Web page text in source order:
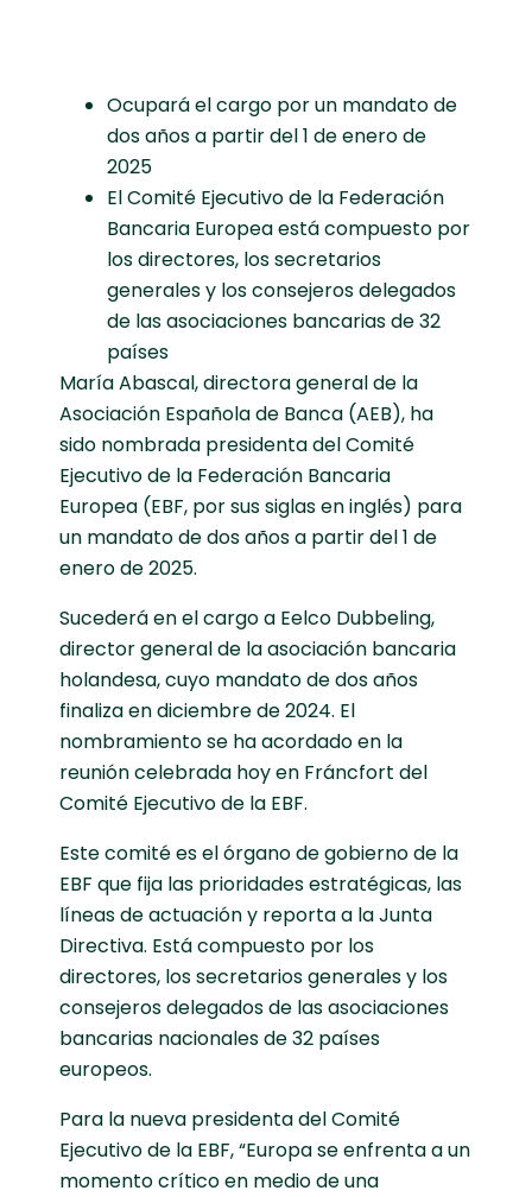
Ocupará el cargo por un mandato de
dos años a partir del 1 de enero de
2025
El Comité Ejecutivo de la Federación
Bancaria Europea está compuesto por
los directores, los secretarios
generales y los consejeros delegados
de las asociaciones bancarias de 32
países
María Abascal, directora general de la
Asociación Española de Banca (AEB), ha
sido nombrada presidenta del Comité
Ejecutivo de la Federación Bancaria
Europea (EBF, por sus siglas en inglés) para
un mandato de dos años a partir del 1 de
enero de 2025.
Sucederá en el cargo a Eelco Dubbeling,
director general de la asociación bancaria
holandesa, cuyo mandato de dos años
finaliza en diciembre de 2024. El
nombramiento se ha acordado en la
reunión celebrada hoy en Fráncfort del
Comité Ejecutivo de la EBF.
Este comité es el órgano de gobierno de la
EBF que fija las prioridades estratégicas, las
líneas de actuación y reporta a la Junta
Directiva. Está compuesto por los
directores, los secretarios generales y los
consejeros delegados de las asociaciones
bancarias nacionales de 32 países
europeos.
Para la nueva presidenta del Comité
Ejecutivo de la EBF, “Europa se enfrenta a un
momento crítico en medio de una